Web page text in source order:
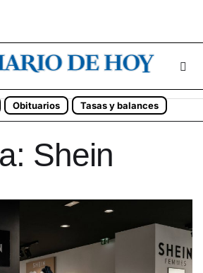
Obituarios Tasas y balances
Shein